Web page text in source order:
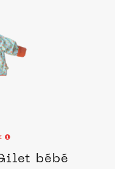
bébé